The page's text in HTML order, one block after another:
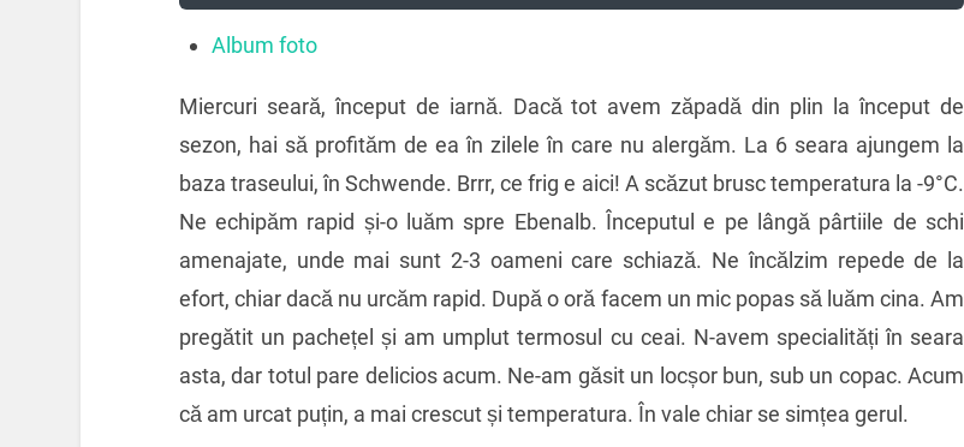
Album foto
Miercuri seară, început de iarnă. Dacă tot avem zăpadă din plin la început de
sezon, hai să profităm de ea în zilele în care nu alergăm. La 6 seara ajungem la
baza traseului, în Schwende. Brrr, ce frig e aici! A scăzut brusc temperatura la -9°C.
Ne echipăm rapid și-o luăm spre Ebenalb. Începutul e pe lângă pârtiile de schi
amenajate, unde mai sunt 2-3 oameni care schiază. Ne încălzim repede de la
efort, chiar dacă nu urcăm rapid. După o oră facem un mic popas să luăm cina. Am
pregătit un pachețel și am umplut termosul cu ceai. N-avem specialități în seara
asta, dar totul pare delicios acum. Ne-am găsit un locșor bun, sub un copac. Acum
că am urcat puțin, a mai crescut și temperatura. În vale chiar se simțea gerul.